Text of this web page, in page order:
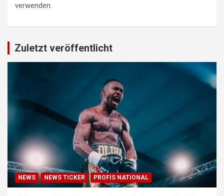
verwenden.
Zuletzt veröffentlicht
NEWS NEWS TICKER PROFIS NATIONAL